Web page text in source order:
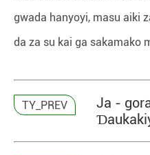
gwada hanyoyi, masu aiki
da za su kai ga sakamako
TY_PREV
Ja -